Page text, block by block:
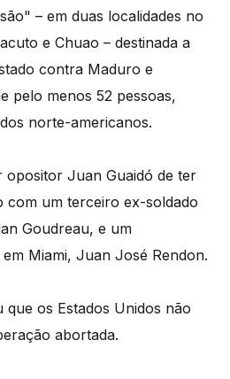
– em duas localidades no
e Chuao – destinada a
contra Maduro e
pelo menos 52 pessoas,
norte-americanos.
opositor Juan Guaidó de ter
com um terceiro ex-soldado
Goudreau, e um
Miami, Juan José Rendon.
os Estados Unidos não
abortada.